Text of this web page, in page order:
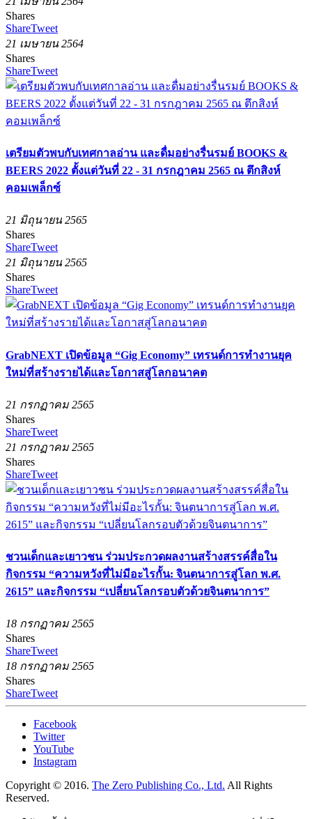
Shares
ShareTweet
21 เมษายน 2564
Shares
ShareTweet
เตรียมตัวพบกับเทศกาลอ่าน และดื่มอย่างรื่นรมย์ BOOKS &​
BEERS 2022 ตั้งแต่วันที่ 22 - 31 กรกฎาคม 2565 ณ ตึกสิงห์
คอมเพล็กซ์
21 มิถุนายน 2565
Shares
ShareTweet
21 มิถุนายน 2565
Shares
ShareTweet
GrabNEXT เปิดข้อมูล “Gig Economy” เทรนด์การทำงานยุค
ใหม่ที่สร้างรายได้และโอกาสสู่โลกอนาคต
21 กรกฏาคม 2565
Shares
ShareTweet
21 กรกฏาคม 2565
Shares
ShareTweet
ชวนเด็กและเยาวชน ร่วมประกวดผลงานสร้างสรรค์สื่อใน
กิจกรรม “ความหวังที่ไม่มีอะไรกั้น: จินตนาการสู่โลก พ.ศ.
2615” และกิจกรรม “เปลี่ยนโลกรอบตัวด้วยจินตนาการ”
18 กรกฏาคม 2565
Shares
ShareTweet
18 กรกฏาคม 2565
Shares
ShareTweet
Facebook
Twitter
YouTube
Instagram
Copyright © 2016. The Zero Publishing Co., Ltd. All Rights
Reserved.